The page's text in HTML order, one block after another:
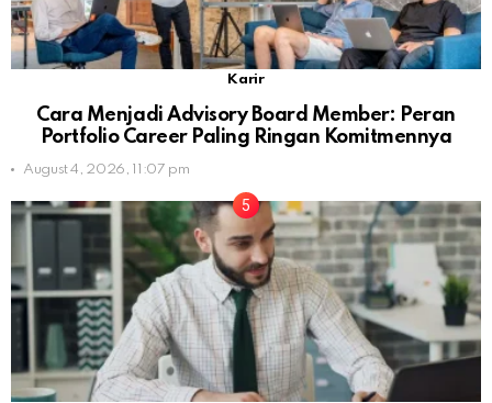
Karir
Cara Menjadi Advisory Board Member: Peran
Portfolio Career Paling Ringan Komitmennya
August 4, 2026, 11:07 pm